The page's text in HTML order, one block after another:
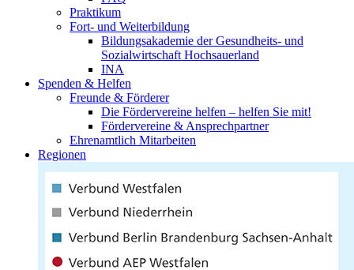
Praktikum
Fort- und Weiterbildung
Bildungsakademie der Gesundheits- und
Sozialwirtschaft Hochsauerland
INA
Spenden & Helfen
Freunde & Förderer
Die Fördervereine helfen – helfen Sie mit!
Fördervereine & Ansprechpartner
Ehrenamtlich Mitarbeiten
Regionen